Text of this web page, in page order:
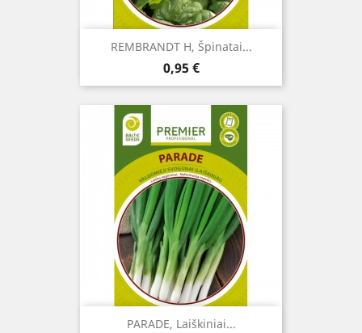
REMBRANDT H, Špinatai...
Kaina
0,95 €
PARADE, Laiškiniai...